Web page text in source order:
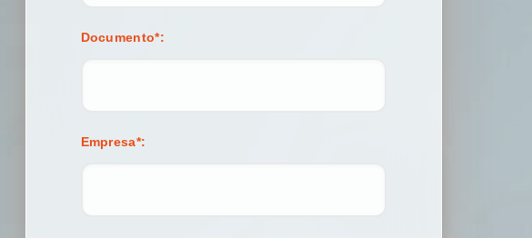
Documento*:
Empresa*: